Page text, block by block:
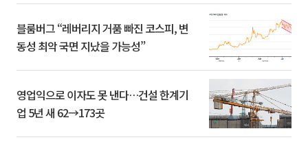
블룸버그 “레버리지 거품 빠진 코스피, 변
동성 최악 국면 지났을 가능성”
영업익으로 이자도 못 낸다…건설 한계기
업 5년 새 62→173곳